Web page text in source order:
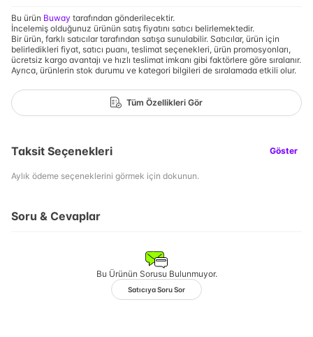
Bu ürün Buway tarafından gönderilecektir.
İncelemiş olduğunuz ürünün satış fiyatını satıcı belirlemektedir.
Bir ürün, farklı satıcılar tarafından satışa sunulabilir. Satıcılar, ürün için
belirledikleri fiyat, satıcı puanı, teslimat seçenekleri, ürün promosyonları,
ücretsiz kargo avantajı ve hızlı teslimat imkanı gibi faktörlere göre sıralanır.
Ayrıca, ürünlerin stok durumu ve kategori bilgileri de sıralamada etkili olur.
Tüm Özellikleri Gör
Taksit Seçenekleri Göster
Aylık ödeme seçeneklerini görmek için dokunun.
Soru & Cevaplar
Bu Ürünün Sorusu Bulunmuyor.
Satıcıya Soru Sor